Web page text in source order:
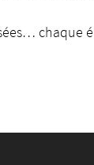
chaque